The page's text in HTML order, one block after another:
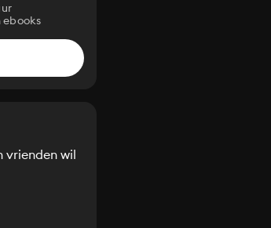
ebooks
vrienden wil